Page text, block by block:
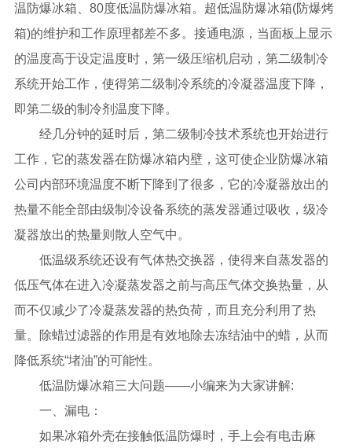
温防爆冰箱、80度低温防爆冰箱。超低温防爆冰箱(防爆烤
箱)的维护和工作原理都差不多。接通电源，当面板上显示
的温度高于设定温度时，第一级压缩机启动，第二级制冷
系统开始工作，使得第二级制冷系统的冷凝器温度下降，
即第二级的制冷剂温度下降。
经几分钟的延时后，第二级制冷技术系统也开始进行
工作，它的蒸发器在防爆冰箱内壁，这可使企业防爆冰箱
公司内部环境温度不断下降到了很多，它的冷凝器放出的
热量不能全部由级制冷设备系统的蒸发器通过吸收，级冷
凝器放出的热量则散人空气中。
低温级系统还设有气体热交换器，使得来自蒸发器的
低压气体在进入冷凝蒸发器之前与高压气体交换热量，从
而不仅减少了冷凝蒸发器的热负荷，而且充分利用了热
量。除蜡过滤器的作用是有效地除去冻结油中的蜡，从而
降低系统“堵油”的可能性。
低温防爆冰箱三大问题——小编来为大家讲解:
一、漏电：
如果冰箱外壳在接触低温防爆时，手上会有电击麻